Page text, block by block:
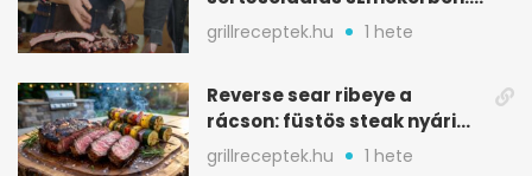
ropogós bark, 6 óra
grillreceptek.hu 1 hete
Reverse sear ribeye a
rácson: füstös steak nyári
tökkebabbal
grillreceptek.hu 1 hete